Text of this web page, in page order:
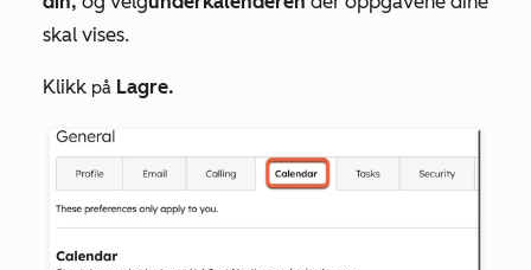
skal vises.
Klikk på Lagre.